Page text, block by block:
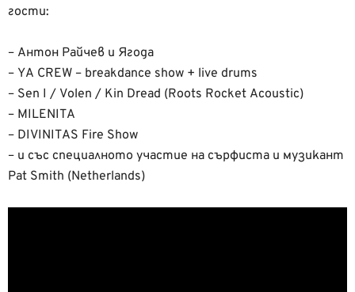
гости:
– Антон Райчев и Ягода
– YA CREW – breakdance show + live drums
– Sen I / Volen / Kin Dread (Roots Rocket Acoustic)
– MILENITA
– DIVINITAS Fire Show
– и със специалното участие на сърфиста и музикант
Pat Smith (Netherlands)